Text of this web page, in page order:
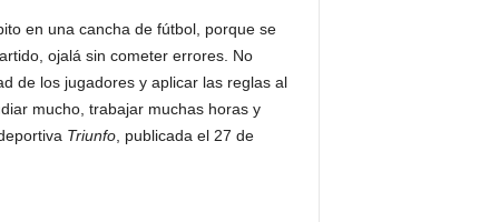
en una cancha de fútbol, porque se
ojalá sin cometer errores. No
de los jugadores y aplicar las reglas al
mucho, trabajar muchas horas y
Triunfo, publicada el 27 de